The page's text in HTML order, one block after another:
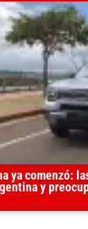
ya comenzó:
y